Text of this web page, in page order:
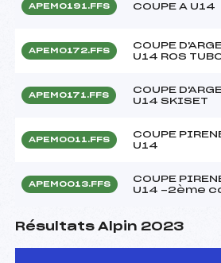
APEM0191.FFS COUPE A U14
APEM0172.FFS
COUPE
U14 ROS
APEM0171.FFS
COUPE
U14 SKISET
APEM0011.FFS
COUPE
U14
APEM0013.FFS
COUPE
U14 -2ème
Résultats Alpin 2023